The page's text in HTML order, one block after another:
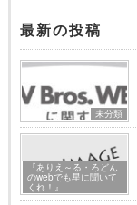
最新の投稿
未分類
『ありえ～る・ろどん
のwebでも星に聞いて
くれ！』